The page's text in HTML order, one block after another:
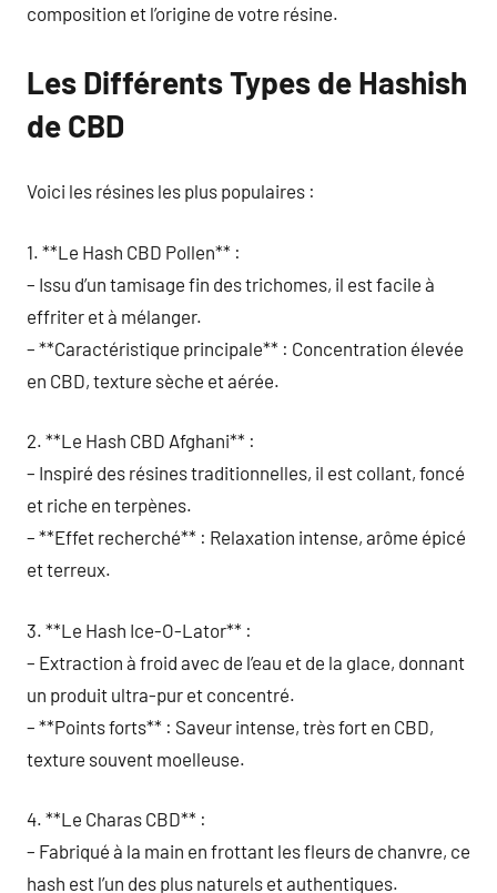
composition et l’origine de votre résine.
Les Différents Types de Hashish
de CBD
Voici les résines les plus populaires :
1. **Le Hash CBD Pollen** :
– Issu d’un tamisage fin des trichomes, il est facile à
effriter et à mélanger.
– **Caractéristique principale** : Concentration élevée
en CBD, texture sèche et aérée.
2. **Le Hash CBD Afghani** :
– Inspiré des résines traditionnelles, il est collant, foncé
et riche en terpènes.
– **Effet recherché** : Relaxation intense, arôme épicé
et terreux.
3. **Le Hash Ice-O-Lator** :
– Extraction à froid avec de l’eau et de la glace, donnant
un produit ultra-pur et concentré.
– **Points forts** : Saveur intense, très fort en CBD,
texture souvent moelleuse.
4. **Le Charas CBD** :
– Fabriqué à la main en frottant les fleurs de chanvre, ce
hash est l’un des plus naturels et authentiques.